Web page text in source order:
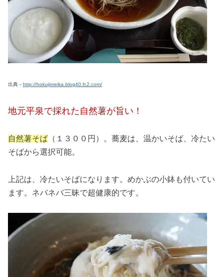
出典－ http://hokujinreika.blog40.fc2.com/
地元平泉で採れた自然薯が旨い！
自然薯そば （１３００円）。蕎麦は、温かいそば、冷たい
そばから選択可能。
上記は、冷たいそばになります。めかぶの小鉢も付いてい
ます。ネバネバ三昧で超健康的です。